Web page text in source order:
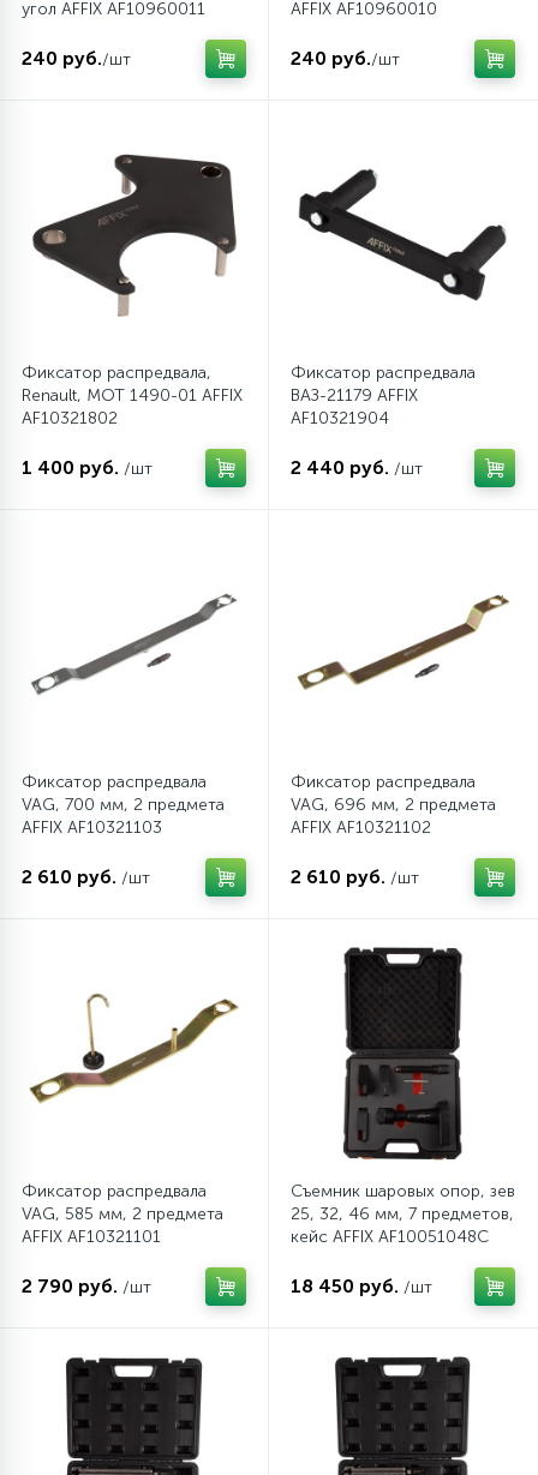
угол AFFIX AF10960011
240 руб./шт
AFFIX AF10960010
240 руб./шт
Фиксатор распредвала,
Renault, MOT 1490-01 AFFIX
AF10321802
1 400 руб. /шт
Фиксатор распредвала
ВАЗ-21179 AFFIX
AF10321904
2 440 руб. /шт
Фиксатор распредвала
VAG, 700 мм, 2 предмета
AFFIX AF10321103
2 610 руб. /шт
Фиксатор распредвала
VAG, 696 мм, 2 предмета
AFFIX AF10321102
2 610 руб. /шт
Фиксатор распредвала
VAG, 585 мм, 2 предмета
AFFIX AF10321101
2 790 руб. /шт
Съемник шаровых опор, зев
25, 32, 46 мм, 7 предметов,
кейс AFFIX AF10051048C
18 450 руб. /шт